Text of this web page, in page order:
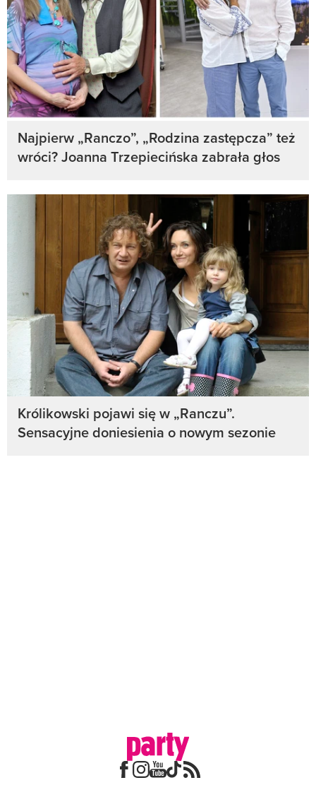
Najpierw „Ranczo”, „Rodzina zastępcza” też
wróci? Joanna Trzepiecińska zabrała głos
Królikowski pojawi się w „Ranczu”.
Sensacyjne doniesienia o nowym sezonie